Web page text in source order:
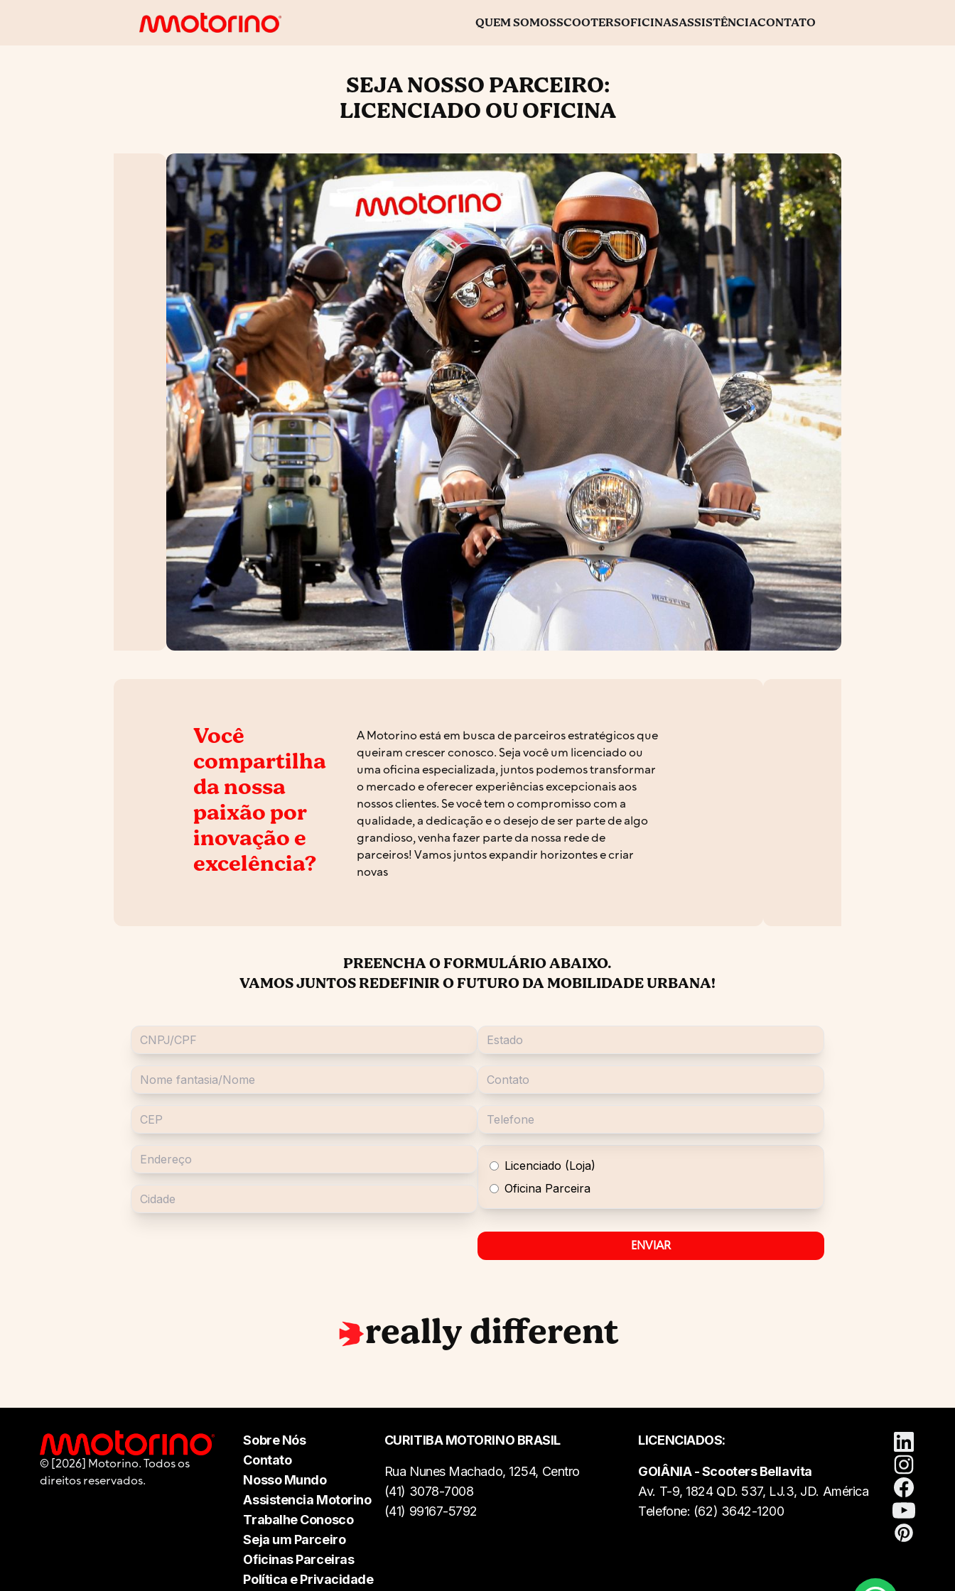
QUEM SOMOSSCOOTERSOFICINASASSISTÊNCIACONTATO
SEJA NOSSO PARCEIRO:
LICENCIADO OU OFICINA
Você
compartilha
da nossa
paixão por
inovação e
excelência?
A Motorino está em busca de parceiros estratégicos que
queiram crescer conosco. Seja você um licenciado ou
uma oficina especializada, juntos podemos transformar
o mercado e oferecer experiências excepcionais aos
nossos clientes. Se você tem o compromisso com a
qualidade, a dedicação e o desejo de ser parte de algo
grandioso, venha fazer parte da nossa rede de
parceiros! Vamos juntos expandir horizontes e criar
novas
PREENCHA O FORMULÁRIO ABAIXO.
VAMOS JUNTOS REDEFINIR O FUTURO DA MOBILIDADE URBANA!
Licenciado (Loja)
Oficina Parceira
ENVIAR
really different
© [2026] Motorino. Todos os
direitos reservados.
Sobre Nós
Contato
Nosso Mundo
Assistencia Motorino
Trabalhe Conosco
Seja um Parceiro
Oficinas Parceiras
Política e Privacidade
CURITIBA MOTORINO BRASIL
Rua Nunes Machado, 1254, Centro
(41) 3078-7008
(41) 99167-5792
LICENCIADOS:
GOIÂNIA - Scooters Bellavita
Av. T-9, 1824 QD. 537, LJ.3, JD. América
Telefone: (62) 3642-1200